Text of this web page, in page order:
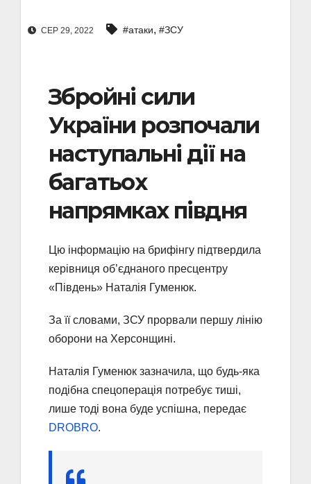
СЕР 29, 2022 #атаки, #ЗСУ
Збройні сили
України розпочали
наступальні дії на
багатьох
напрямках півдня
Цю інформацію на брифінгу підтвердила
керівниця об’єднаного пресцентру
«Південь» Наталія Гуменюк.
За її словами, ЗСУ прорвали першу лінію
оборони на Херсонщині.
Наталія Гуменюк зазначила, що будь-яка
подібна спецоперація потребує тиші,
лише тоді вона буде успішна, передає
DROBRO.